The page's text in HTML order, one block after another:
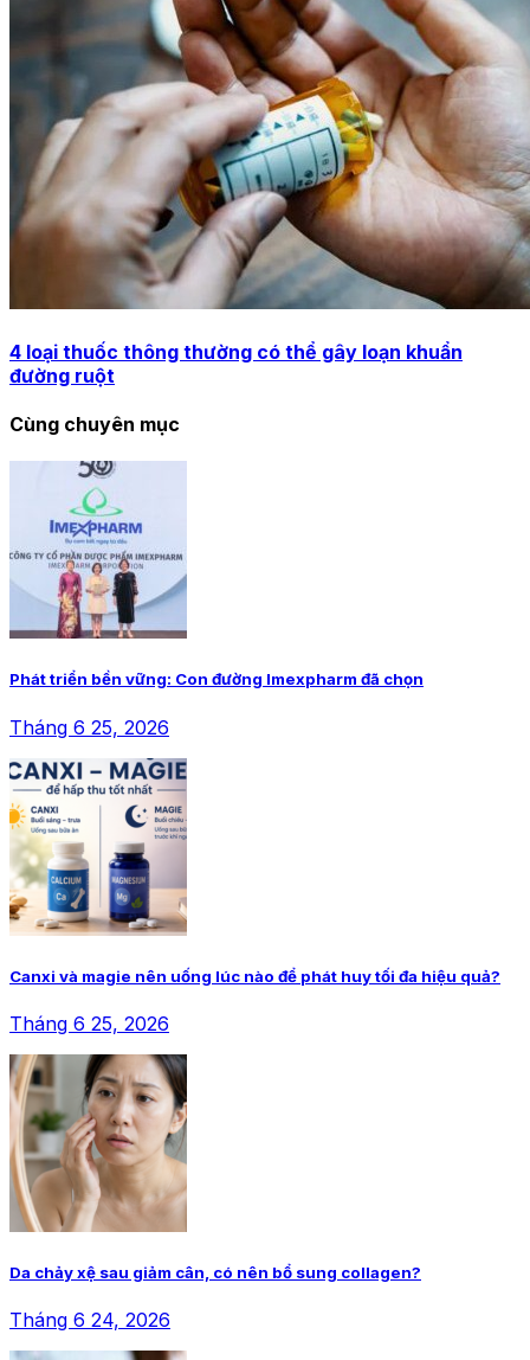
4 loại thuốc thông thường có thể gây loạn khuẩn
đường ruột
Cùng chuyên mục
Phát triển bền vững: Con đường Imexpharm đã chọn
Tháng 6 25, 2026
Canxi và magie nên uống lúc nào để phát huy tối đa hiệu quả?
Tháng 6 25, 2026
Da chảy xệ sau giảm cân, có nên bổ sung collagen?
Tháng 6 24, 2026